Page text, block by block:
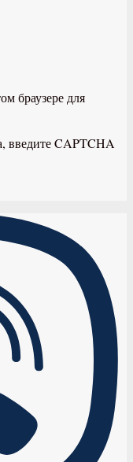
браузере для
введите CAPTCHA